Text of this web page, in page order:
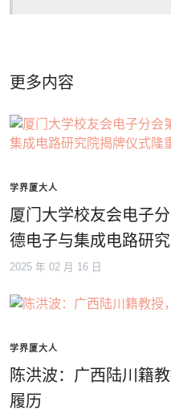
更多内容
学界厦大人
厦门大学校友会电子
德电子与集成电路研
2025 年 02 月 16 日
学界厦大人
陈洪波：广西陆川籍
履历